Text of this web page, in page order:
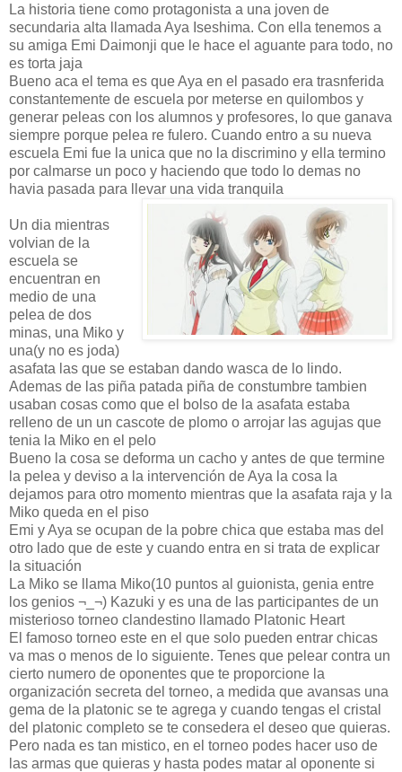
La historia tiene como protagonista a una joven de
secundaria alta llamada Aya Iseshima. Con ella tenemos a
su amiga Emi Daimonji que le hace el aguante para todo, no
es torta jaja
Bueno aca el tema es que Aya en el pasado era trasnferida
constantemente de escuela por meterse en quilombos y
generar peleas con los alumnos y profesores, lo que ganava
siempre porque pelea re fulero. Cuando entro a su nueva
escuela Emi fue la unica que no la discrimino y ella termino
por calmarse un poco y haciendo que todo lo demas no
havia pasada para llevar una vida tranquila
Un dia mientras
volvian de la
escuela se
encuentran en
medio de una
pelea de dos
minas, una Miko y
una(y no es joda)
asafata las que se estaban dando wasca de lo lindo.
Ademas de las piña patada piña de constumbre tambien
usaban cosas como que el bolso de la asafata estaba
relleno de un un cascote de plomo o arrojar las agujas que
tenia la Miko en el pelo
Bueno la cosa se deforma un cacho y antes de que termine
la pelea y deviso a la intervención de Aya la cosa la
dejamos para otro momento mientras que la asafata raja y la
Miko queda en el piso
Emi y Aya se ocupan de la pobre chica que estaba mas del
otro lado que de este y cuando entra en si trata de explicar
la situación
La Miko se llama Miko(10 puntos al guionista, genia entre
los genios ¬_¬) Kazuki y es una de las participantes de un
misterioso torneo clandestino llamado Platonic Heart
El famoso torneo este en el que solo pueden entrar chicas
va mas o menos de lo siguiente. Tenes que pelear contra un
cierto numero de oponentes que te proporcione la
organización secreta del torneo, a medida que avansas una
gema de la platonic se te agrega y cuando tengas el cristal
del platonic completo se te consedera el deseo que quieras.
Pero nada es tan mistico, en el torneo podes hacer uso de
las armas que quieras y hasta podes matar al oponente si